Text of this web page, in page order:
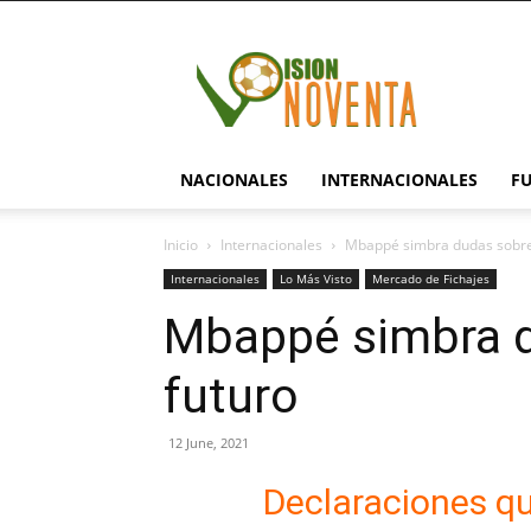
NACIONALES INTERNACIONALES
Inicio Internacionales Mbappé simbra dudas
Internacionales Lo Más Visto Mercado de Fichajes
Mbappé simbra
futuro
12 June, 2021
Declaraciones